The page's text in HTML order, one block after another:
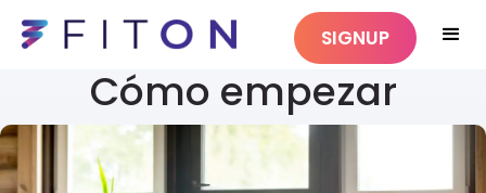
SIGNUP
Cómo empezar